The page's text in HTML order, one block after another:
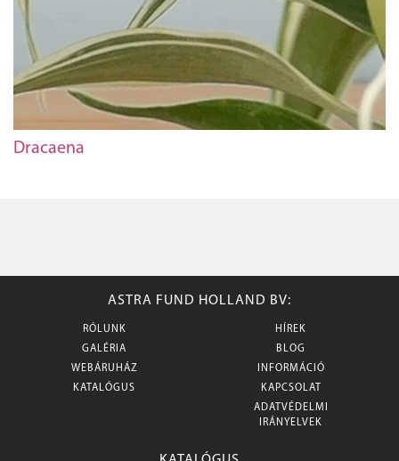
Dracaena
ASTRA FUND HOLLAND BV:
RÓLUNK
GALÉRIA
WEBÁRUHÁZ
KATALÓGUS
HÍREK
BLOG
INFORMÁCIÓ
KAPCSOLAT
ADATVÉDELMI
IRÁNYELVEK